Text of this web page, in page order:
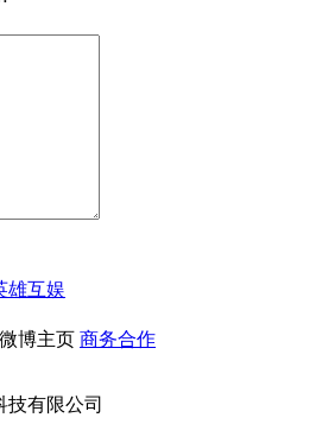
雄互娱
微博主页 商务合作
有限公司